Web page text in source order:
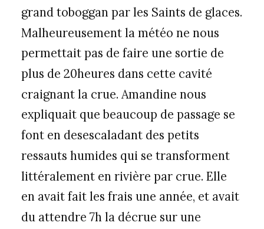
grand toboggan par les Saints de glaces.
Malheureusement la météo ne nous
permettait pas de faire une sortie de
plus de 20heures dans cette cavité
craignant la crue. Amandine nous
expliquait que beaucoup de passage se
font en desescaladant des petits
ressauts humides qui se transforment
littéralement en rivière par crue. Elle
en avait fait les frais une année, et avait
du attendre 7h la décrue sur une